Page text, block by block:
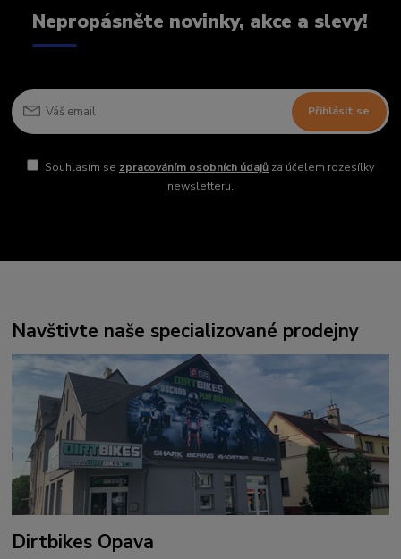
Nepropásněte novinky, akce a slevy!
Přihlásit se
Souhlasím se zpracováním osobních údajůza účelem rozesílky
newsletteru.
Navštivte naše specializované prodejny
Dirtbikes Opava